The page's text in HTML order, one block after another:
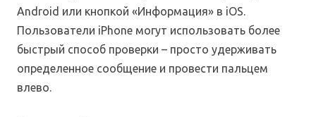
Android или кнопкой «Информация» в iOS.
Пользователи iPhone могут использовать более
быстрый способ проверки – просто удерживать
определенное сообщение и провести пальцем
влево.